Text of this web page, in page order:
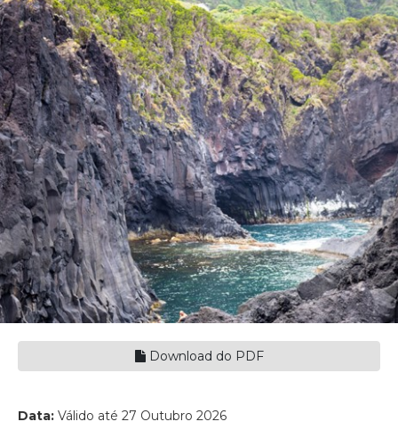
Download do PDF
Data: Válido até 27 Outubro 2026